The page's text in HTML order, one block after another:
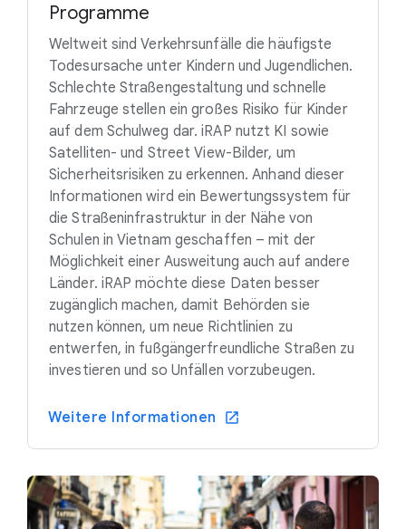
Programme
Weltweit sind Verkehrsunfälle die häufigste
Todesursache unter Kindern und Jugendlichen.
Schlechte Straßengestaltung und schnelle
Fahrzeuge stellen ein großes Risiko für Kinder
auf dem Schulweg dar. iRAP nutzt KI sowie
Satelliten- und Street View-Bilder, um
Sicherheitsrisiken zu erkennen. Anhand dieser
Informationen wird ein Bewertungssystem für
die Straßeninfrastruktur in der Nähe von
Schulen in Vietnam geschaffen – mit der
Möglichkeit einer Ausweitung auch auf andere
Länder. iRAP möchte diese Daten besser
zugänglich machen, damit Behörden sie
nutzen können, um neue Richtlinien zu
entwerfen, in fußgängerfreundliche Straßen zu
investieren und so Unfällen vorzubeugen.
Weitere Informationen